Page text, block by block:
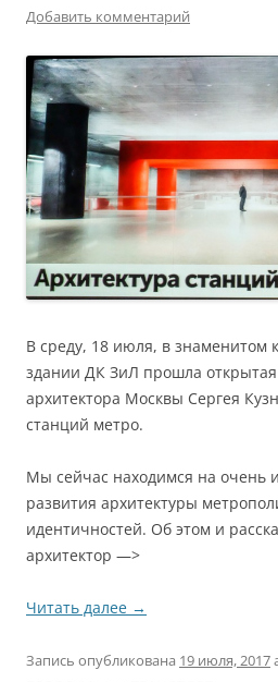
Добавить комментарий
В среду, 18 июля, в знаменитом
здании ДК ЗиЛ прошла открытая
архитектора Москвы Сергея
станций метро.
Мы сейчас находимся на очень
развития архитектуры
идентичностей. Об этом и
архитектор —>
Читать далее →
Запись опубликована 19 июля, 2017